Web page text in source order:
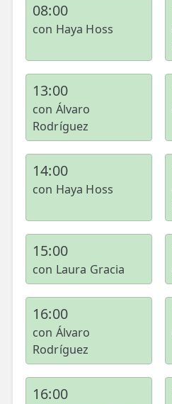
08:00
con Haya Hoss
13:00
con Álvaro
Rodríguez
14:00
con Haya Hoss
15:00
con Laura Gracia
16:00
con Álvaro
Rodríguez
16:00